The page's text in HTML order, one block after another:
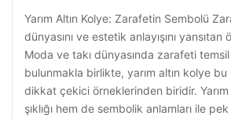
Yarım Altın Kolye: Zarafetin Sembolü
dünyasını ve estetik anlayışını
Moda ve takı dünyasında zarafeti
bulunmakla birlikte, yarım altın kolye bu
dikkat çekici örneklerinden biridir. Yarım
şıklığı hem de sembolik anlamları ile